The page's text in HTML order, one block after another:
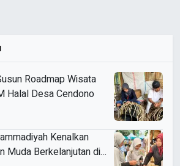
Roadmap Wisata
Halal Desa Cendono
Kenalkan
Muda Berkelanjutan di